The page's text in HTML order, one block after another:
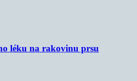
léku na rakovinu prsu